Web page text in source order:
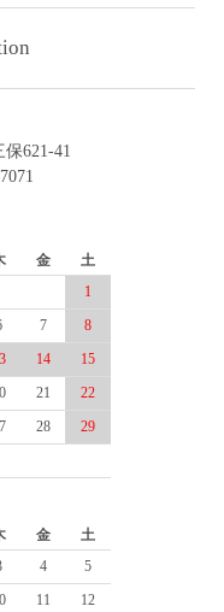
621-41
金
土
1
7
8
14
15
21
22
28
29
金
土
4
5
11
12